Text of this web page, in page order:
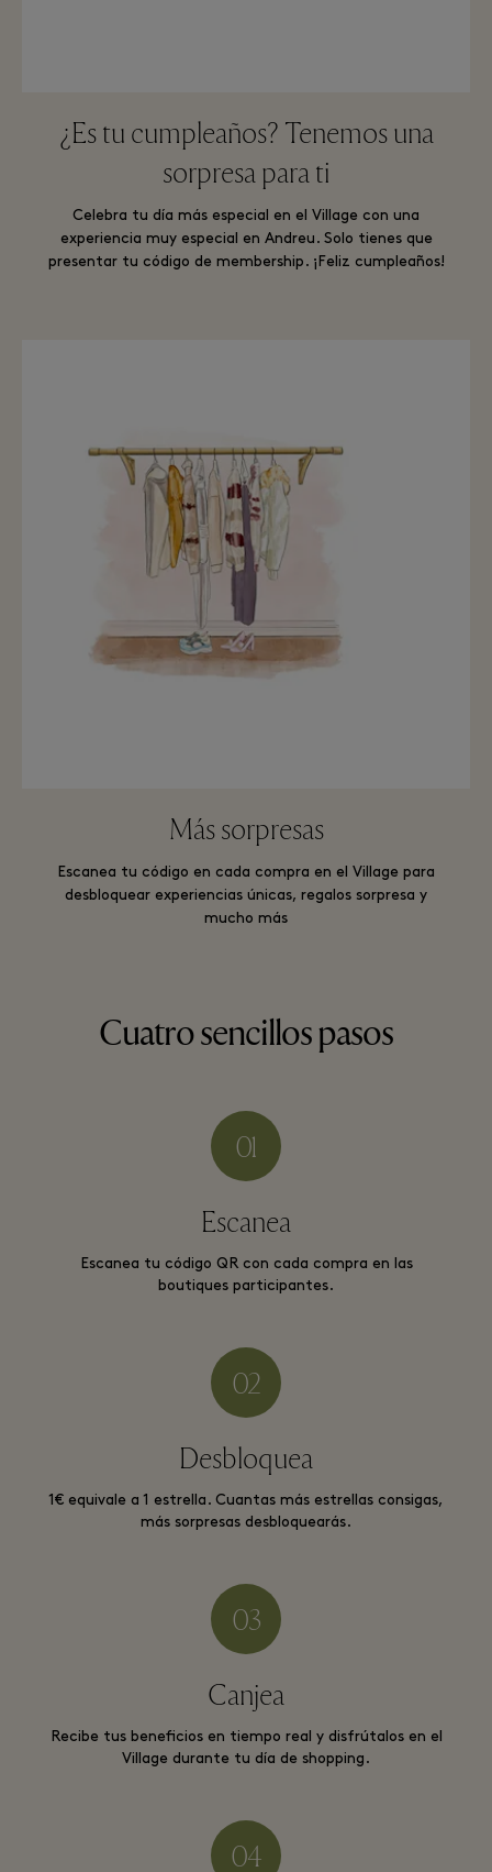
¿Es tu cumpleaños? Tenemos una
sorpresa para ti
Celebra tu día más especial en el Village con una
experiencia muy especial en Andreu. Solo tienes que
presentar tu código de membership. ¡Feliz cumpleaños!
Más sorpresas
Escanea tu código en cada compra en el Village para
desbloquear experiencias únicas, regalos sorpresa y
mucho más
Cuatro sencillos pasos
Escanea
Escanea tu código QR con cada compra en las
boutiques participantes.
Desbloquea
1€ equivale a 1 estrella. Cuantas más estrellas consigas,
más sorpresas desbloquearás.
Canjea
Recibe tus beneficios en tiempo real y disfrútalos en el
Village durante tu día de shopping.